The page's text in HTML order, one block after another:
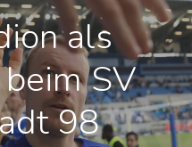
als
SV
98